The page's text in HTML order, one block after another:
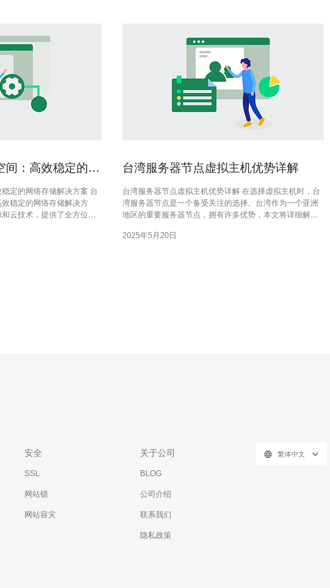
间：高效稳定的网
定的网络存储解决方案 台
稳定的网络存储解决方
云技术，提供了全方位的
来实现数据的安全存储、
台湾服务器节点虚拟主机优势详解
台湾服务器节点虚拟主机优势详解 在选择虚拟主机时，台
湾服务器节点是一个备受关注的选择。台湾作为一个亚洲
地区的重要服务器节点，拥有许多优势，本文将详细解释
靠近中国大陆，与日本、菲律宾等国家接壤。这个地理位
2025年5月20日
安全
SSL
网站锁
网站容灾
关于公司
BLOG
公司介绍
联系我们
隐私政策
繁体中文